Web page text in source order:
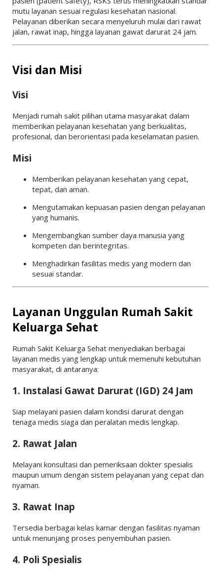
mutu layanan sesuai regulasi kesehatan nasional.
Pelayanan diberikan secara menyeluruh mulai dari rawat
jalan, rawat inap, hingga layanan gawat darurat 24 jam.
Visi dan Misi
Visi
Menjadi rumah sakit pilihan utama masyarakat dalam
memberikan pelayanan kesehatan yang berkualitas,
profesional, dan berorientasi pada keselamatan pasien.
Misi
Memberikan pelayanan kesehatan yang cepat,
tepat, dan aman.
Mengutamakan kepuasan pasien dengan pelayanan
yang humanis.
Mengembangkan sumber daya manusia yang
kompeten dan berintegritas.
Menghadirkan fasilitas medis yang modern dan
sesuai standar.
Layanan Unggulan Rumah Sakit
Keluarga Sehat
Rumah Sakit Keluarga Sehat menyediakan berbagai
layanan medis yang lengkap untuk memenuhi kebutuhan
masyarakat, di antaranya:
1. Instalasi Gawat Darurat (IGD) 24 Jam
Siap melayani pasien dalam kondisi darurat dengan
tenaga medis siaga dan peralatan medis lengkap.
2. Rawat Jalan
Melayani konsultasi dan pemeriksaan dokter spesialis
maupun umum dengan sistem pelayanan yang cepat dan
nyaman.
3. Rawat Inap
Tersedia berbagai kelas kamar dengan fasilitas nyaman
untuk menunjang proses penyembuhan pasien.
4. Poli Spesialis